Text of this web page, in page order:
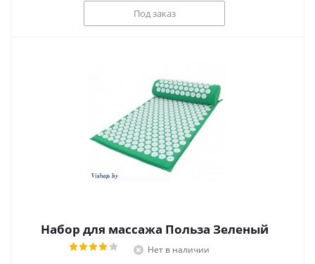
Под заказ
Набор для массажа Польза Зеленый
Нет в наличии